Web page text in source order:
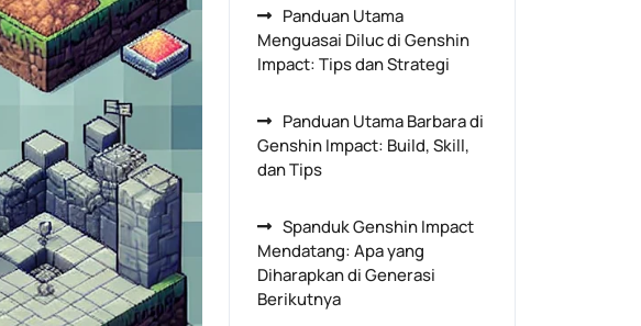
Panduan Utama
Menguasai Diluc di Genshin
Impact: Tips dan Strategi
Panduan Utama Barbara di
Genshin Impact: Build, Skill,
dan Tips
Spanduk Genshin Impact
Mendatang: Apa yang
Diharapkan di Generasi
Berikutnya